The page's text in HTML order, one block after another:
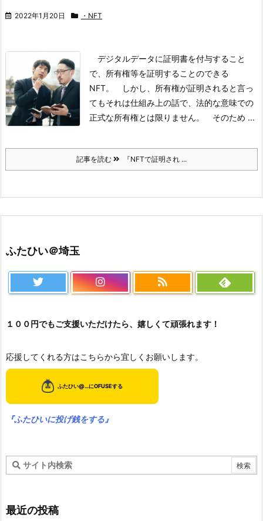
2022年1月20日 ・NFT
デジタルデータに証明書を付与すること
で、所有権等を証明することのできる
NFT。
しかし、所有権が証明されると言っ
てもそれは仕組み上の話で、法的な意味での
正式な所有権とは限りません。
そのため ...
記事を読む 『NFTで証明され ...
ふたひい＠埼玉
１００円でもご支援いただけたら、嬉しくて頑張れます！
応援してくれる方はこちらから宜しくお願いします。
『ふたひいに投げ銭をする』
最近の投稿